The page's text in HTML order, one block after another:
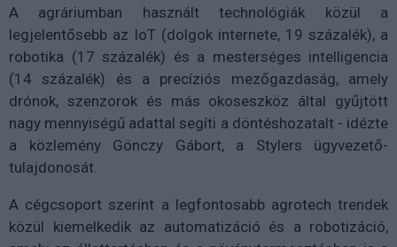
A agráriumban használt technológiák közül a
legjelentősebb az IoT (dolgok internete, 19 százalék), a
robotika (17 százalék) és a mesterséges intelligencia
(14 százalék) és a precíziós mezőgazdaság, amely
drónok, szenzorok és más okoseszköz által gyűjtött
nagy mennyiségű adattal segíti a döntéshozatalt - idézte
a közlemény Gönczy Gábort, a Stylers ügyvezető-
tulajdonosát.
A cégcsoport szerint a legfontosabb agrotech trendek
közül kiemelkedik az automatizáció és a robotizáció,